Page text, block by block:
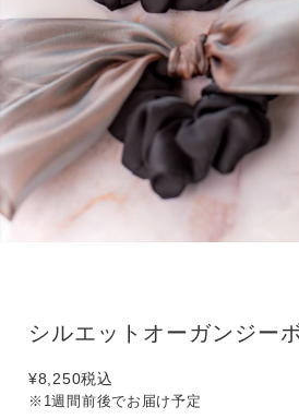
シルエットオーガンジー
¥8,250税込
※1週間前後でお届け予定